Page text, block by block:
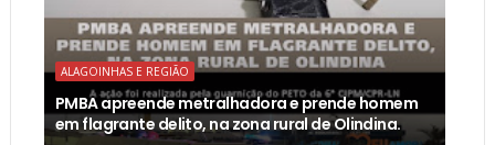
ALAGOINHAS E REGIÃO
PMBA apreende metralhadora e prende homem
em flagrante delito, na zona rural de Olindina.